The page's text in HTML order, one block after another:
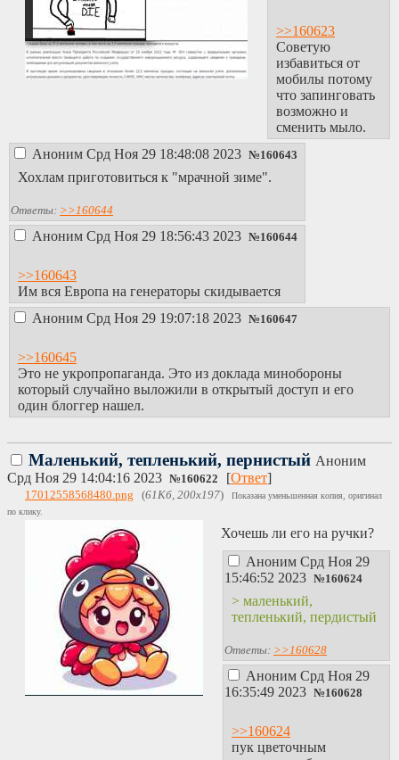
>>160623
Советую
избавиться от
мобилы потому
что запинговать
возможно и
сменить мыло.
Аноним Срд Ноя 29 18:48:08 2023 №160643
Хохлам приготовиться к "мрачной зиме".
Ответы: >>160644
Аноним Срд Ноя 29 18:56:43 2023 №160644
>>160643
Им вся Европа на генераторы скидывается
Аноним Срд Ноя 29 19:07:18 2023 №160647
>>160645
Это не укропропаганда. Это из доклада минобороны
который случайно выложили в открытый доступ и его
один блоггер нашел.
Маленький, тепленький, пернистый Аноним
Срд Ноя 29 14:04:16 2023 №160622 [Ответ]
17012558568480.png (61Кб, 200x197)
Показана уменьшенная копия, оригинал
по клику.
Хочешь ли его на ручки?
Аноним Срд Ноя 29
15:46:52 2023 №160624
> маленький,
тепленький, пердистый
Ответы: >>160628
Аноним Срд Ноя 29
16:35:49 2023 №160628
>>160624
пук цветочным